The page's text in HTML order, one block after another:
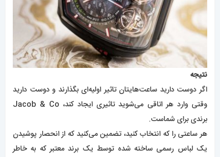
نتیجه
اگر دوست دارید ساعت‌هایتان تاثیر اولیه‌ای بگذارند و دوست دارید
وقتی وارد هر اتاقی می‌شوید تاثیری ایجاد کند، Jacob & Co
برندی برای شماست.
هر ساعتی را که انتخاب کنید، تضمین می‌کنید که از انحصار پوشیدن
یک لباس رسمی ساخته شده توسط یک برند معتبر که به خاطر